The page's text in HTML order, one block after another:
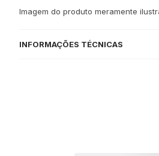
Imagem do produto meramente
INFORMAÇÕES TÉCNICAS